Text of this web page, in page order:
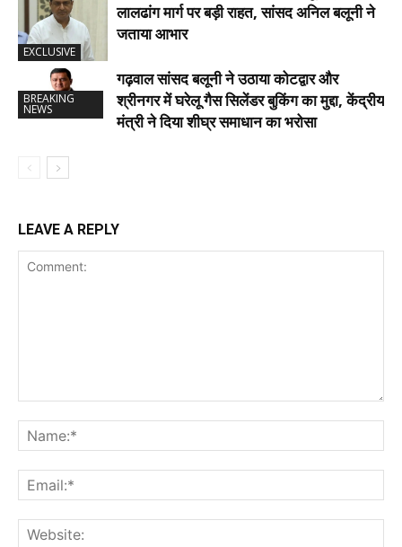
EXCLUSIVE
लालढांग मार्ग पर बड़ी राहत, सांसद अनिल बलूनी ने
जताया आभार
BREAKING
NEWS
गढ़वाल सांसद बलूनी ने उठाया कोटद्वार और
श्रीनगर में घरेलू गैस सिलेंडर बुकिंग का मुद्दा, केंद्रीय
मंत्री ने दिया शीघ्र समाधान का भरोसा
LEAVE A REPLY